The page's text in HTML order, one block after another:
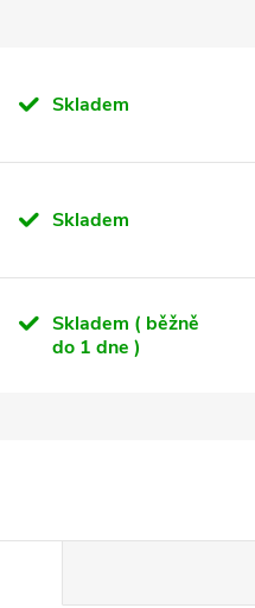
Skladem
Skladem
Skladem ( běžně
do 1 dne )